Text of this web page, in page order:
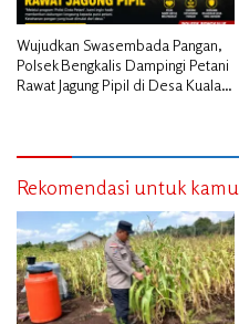
Wujudkan Swasembada Pangan,
Polsek Bengkalis Dampingi Petani
Rawat Jagung Pipil di Desa Kuala
Rekomendasi untuk kamu